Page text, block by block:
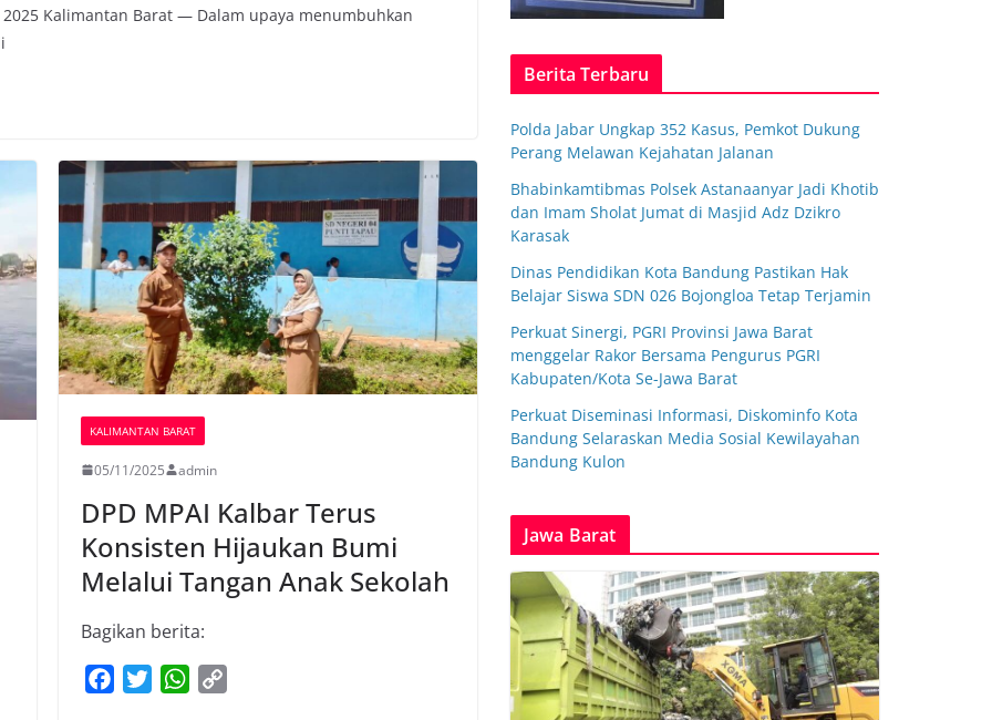
Kalimantan Barat — Dalam upaya menumbuhkan
KALIMANTAN BARAT
05/11/2025 admin
DPD MPAI Kalbar Terus
Konsisten Hijaukan Bumi
Melalui Tangan Anak Sekolah
Bagikan berita:
W
Berita Terbaru
Polda Jabar Ungkap 352 Kasus, Pemkot Dukung
Perang Melawan Kejahatan Jalanan
Bhabinkamtibmas Polsek Astanaanyar Jadi Khotib
dan Imam Sholat Jumat di Masjid Adz Dzikro
Karasak
Dinas Pendidikan Kota Bandung Pastikan Hak
Belajar Siswa SDN 026 Bojongloa Tetap Terjamin
Perkuat Sinergi, PGRI Provinsi Jawa Barat
menggelar Rakor Bersama Pengurus PGRI
Kabupaten/Kota Se-Jawa Barat
Perkuat Diseminasi Informasi, Diskominfo Kota
Bandung Selaraskan Media Sosial Kewilayahan
Bandung Kulon
Jawa Barat